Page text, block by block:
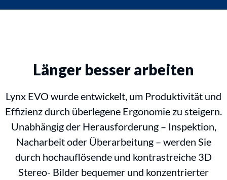
Länger besser arbeiten
Lynx EVO wurde entwickelt, um Produktivität und
Effizienz durch überlegene Ergonomie zu steigern.
Unabhängig der Herausforderung – Inspektion,
Nacharbeit oder Überarbeitung – werden Sie
durch hochauflösende und kontrastreiche 3D
Stereo- Bilder bequemer und konzentrierter